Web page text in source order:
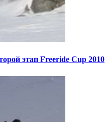
этап Freeride Cup 2010